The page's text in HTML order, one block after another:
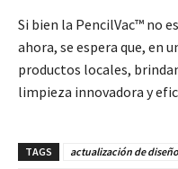
Si bien la PencilVac™ no
ahora, se espera que, en
productos locales,
limpieza innovadora y
TAGS actualización de diseño